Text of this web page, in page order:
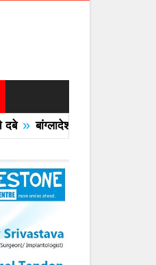
बांग्लादेश का एयरफोर्स का F -7